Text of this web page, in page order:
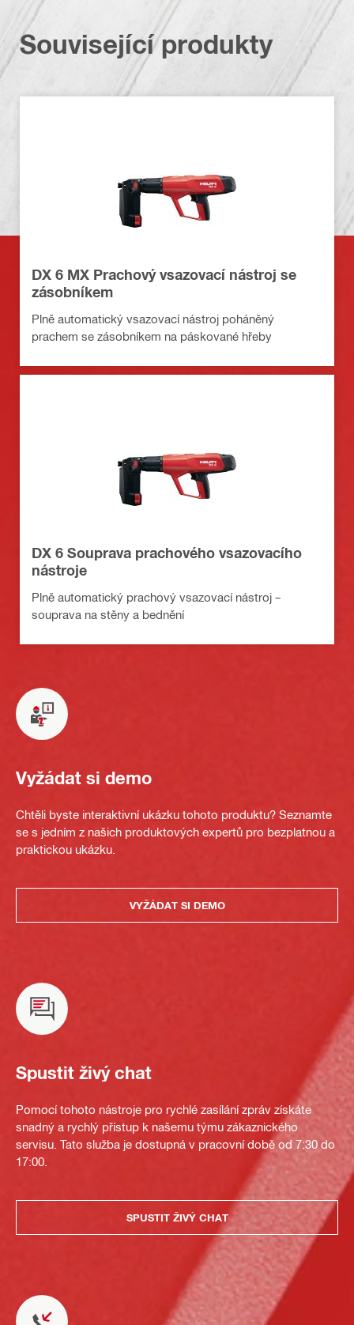
Související produkty
DX 6 MX Prachový vsazovací nástroj se
zásobníkem
Plně automatický vsazovací nástroj poháněný
prachem se zásobníkem na páskované hřeby
DX 6 Souprava prachového vsazovacího
nástroje
Plně automatický prachový vsazovací nástroj –
souprava na stěny a bednění
Vyžádat si demo
Chtěli byste interaktivní ukázku tohoto produktu? Seznamte
se s jedním z našich produktových expertů pro bezplatnou a
praktickou ukázku.
VYŽÁDAT SI DEMO
Spustit živý chat
Pomocí tohoto nástroje pro rychlé zasílání zpráv získáte
snadný a rychlý přístup k našemu týmu zákaznického
servisu. Tato služba je dostupná v pracovní době od 7:30 do
17:00.
SPUSTIT ŽIVÝ CHAT